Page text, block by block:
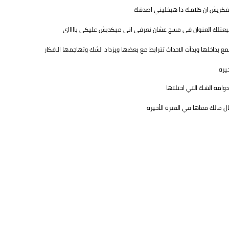
ان كلامك دا هيخليني اصدقك
العنوان في مسج عشان تعرفي اني مبكدبش عليكي باااااي
وبدأت الاحداث تترابط مع بعضها ويزداد الشك وتهاجمها الافكار
الشك التي احتلتها
مالك معاها في الفترة الأخيرة